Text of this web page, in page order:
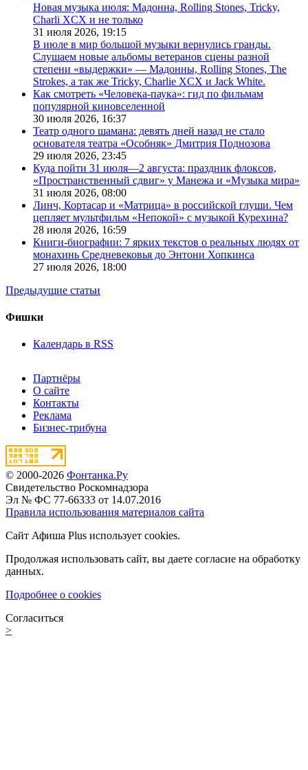
Новая музыка июля: Мадонна, Rolling Stones, Tricky,
Charli XCX и не только
31 июля 2026, 19:15
В июле в мир большой музыки вернулись гранды.
Слушаем новые альбомы ветеранов сцены разной
степени «выдержки» — Мадонны, Rolling Stones, The
Strokes, а так же Tricky, Charlie XCX и Jack White.
Как смотреть «Человека-паука»: гид по фильмам
популярной киновселенной
30 июля 2026, 16:37
Театр одного шамана: девять дней назад не стало
основателя театра «Особняк» Дмитрия Поднозова
29 июля 2026, 23:45
Куда пойти 31 июля—2 августа: праздник флоксов,
«Пространственный сдвиг» у Манежа и «Музыка мира»
31 июля 2026, 08:00
Линч, Кортасар и «Матрица» в российской глуши. Чем
цепляет мультфильм «Непокой» с музыкой Курехина?
28 июля 2026, 16:59
Книги-биографии: 7 ярких текстов о реальных людях от
монахинь Средневековья до Энтони Хопкинса
27 июля 2026, 18:00
Предыдущие статьи
Фишки
Календарь в RSS
Партнёры
О сайте
Контакты
Реклама
Бизнес-трибуна
© 2000-2026 Фонтанка.Ру
Свидетельство Роскомнадзора
Эл № ФС 77-66333 от 14.07.2016
Правила использования материалов сайта
Сайт Афиша Plus использует cookies.
Продолжая использовать сайт, вы даете согласие на обработку
данных.
Подробнее о cookies
Согласиться
>